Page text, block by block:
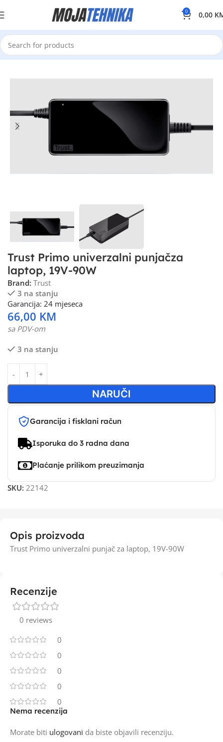
0 0,00
Trust Primo univerzalni punjačza
laptop, 19V-90W
Brand: Trust
3 na stanju
Garancija: 24 mjeseca
66,00 KM
sa PDV-om
3 na stanju
NARUČI
Garancija i fisklani račun
Isporuka do 3 radna dana
Plaćanje prilikom preuzimanja
SKU: 22142
Opis proizvoda
Trust Primo univerzalni punjač za laptop, 19V-90W
Recenzije
0 reviews
0
0
0
0
0
Nema recenzija
Morate biti ulogovani da biste objavili recenziju.